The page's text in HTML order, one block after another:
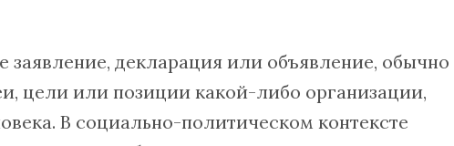
декларация или объявление, обычно
цели или позиции какой-либо организации,
В социально-политическом контексте